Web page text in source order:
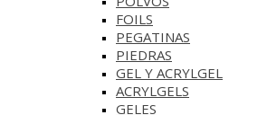
FOILS
PEGATINAS
PIEDRAS
GEL Y ACRYLGEL
ACRYLGELS
GELES